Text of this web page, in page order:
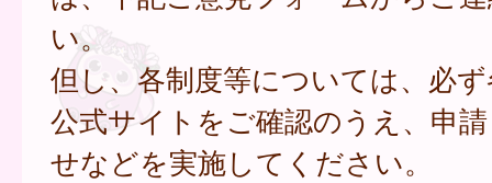
い。
但し、各制度等については、必
公式サイトをご確認のうえ、申
せなどを実施してください。